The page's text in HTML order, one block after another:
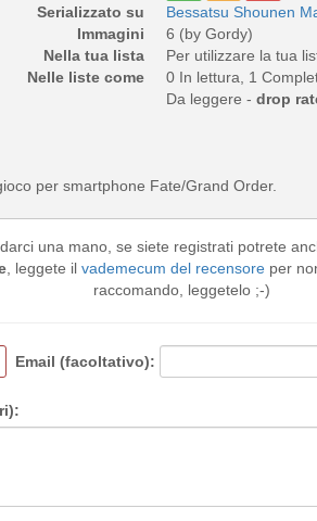
Serializzato su
Bessatsu Shounen
Immagini
6 (by Gordy)
Nella tua lista
Per utilizzare la tua
Nelle liste come
0 In lettura, 1
Da leggere - drop
per smartphone Fate/Grand Order.
una mano, se siete registrati potrete
, leggete il vademecum del recensore per
raccomando, leggetelo ;-)
Email (facoltativo):